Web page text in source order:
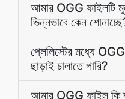
আমার OGG ফাইলটি মূল
ভিন্নভাবে কেন
প্লেলিস্টের মধ্যে
ছাড়াই চালাতে পারি?
আমার OGG ফাইল কি